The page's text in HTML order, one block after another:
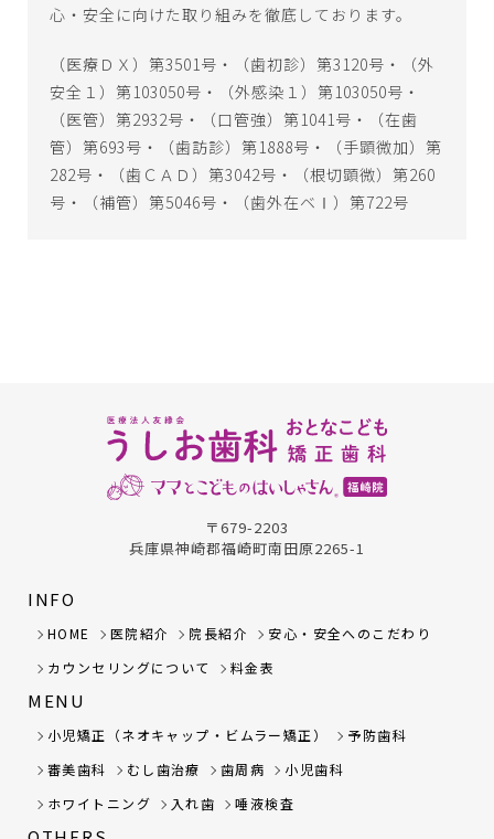
心・安全に向けた取り組みを徹底しております。
（医療ＤＸ）第3501号・（歯初診）第3120号・（外
安全１）第103050号・（外感染１）第103050号・
（医管）第2932号・（口管強）第1041号・（在歯
管）第693号・（歯訪診）第1888号・（手顕微加）第
282号・（歯ＣＡＤ）第3042号・（根切顕微）第260
号・（補管）第5046号・（歯外在ベⅠ）第722号
〒679-2203
兵庫県神崎郡福崎町南田原2265-1
INFO
HOME 医院紹介 院長紹介
安心・安全へのこだわり
カウンセリングについて
料金表
MENU
小児矯正（ネオキャップ・ビムラー矯正）
予防歯科
審美歯科
むし歯治療 歯周病
小児歯科
ホワイトニング
入れ歯 唾液検査